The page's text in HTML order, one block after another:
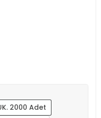
2000 Adet